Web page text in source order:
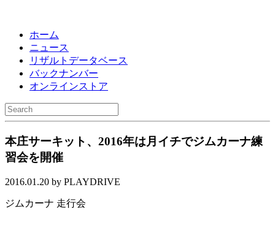
ホーム
ニュース
リザルトデータベース
バックナンバー
オンラインストア
本庄サーキット、2016年は月イチでジムカーナ練
習会を開催
2016.01.20 by PLAYDRIVE
ジムカーナ 走行会